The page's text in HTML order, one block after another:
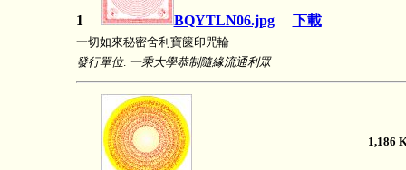
1 BQYTLN06.jpg 下載
一切如來秘密舍利寶篋印咒輪
發行單位: 一乘大學恭制隨緣流通利眾